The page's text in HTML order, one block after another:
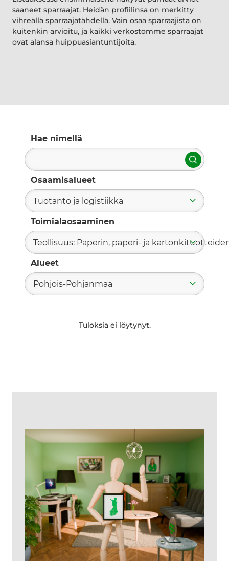
saaneet sparraajat. Heidän profiilinsa on merkitty
vihreällä sparraajatähdellä. Vain osaa sparraajista on
kuitenkin arvioitu, ja kaikki verkostomme sparraajat
ovat alansa huippuasiantuntijoita.
Hae nimellä
Hae
Osaamisalueet
Tuotanto ja logistiikka
Toimialaosaaminen
Teollisuus: Paperin, paperi- ja
Alueet
Pohjois-Pohjanmaa
Tuloksia ei löytynyt.